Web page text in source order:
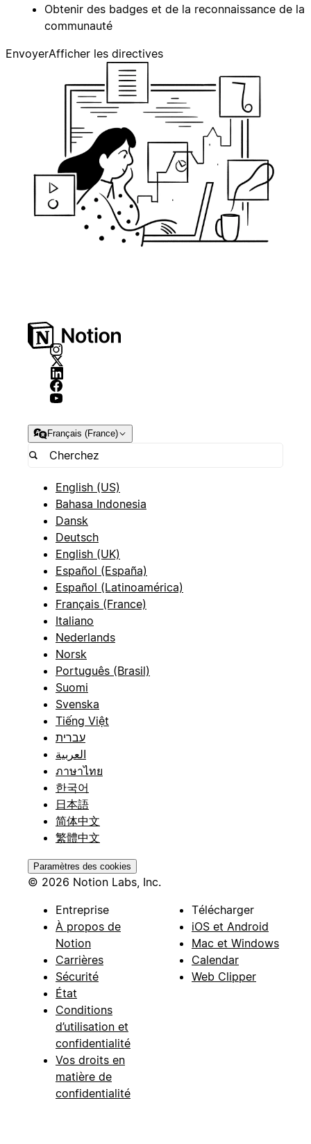
Obtenir des badges et de la reconnaissance de la
communauté
EnvoyerAfficher les directives
Français (France)
English (US)
Bahasa Indonesia
Dansk
Deutsch
English (UK)
Español (España)
Español (Latinoamérica)
Français (France)
Italiano
Nederlands
Norsk
Português (Brasil)
Suomi
Svenska
Tiếng Việt
עברית
العربية
ภาษาไทย
한국어
日本語
简体中文
繁體中文
Paramètres des cookies
© 2026 Notion Labs, Inc.
Entreprise
À propos de
Notion
Carrières
Sécurité
État
Conditions
d’utilisation et
confidentialité
Vos droits en
matière de
confidentialité
Télécharger
iOS et Android
Mac et Windows
Calendar
Web Clipper